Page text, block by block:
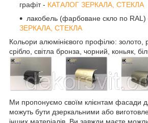
графіт - КАТАЛОГ ЗЕРКАЛА, СТЕКЛА
лакобель (фарбоване скло по
ЗЕРКАЛА, СТЕКЛА
Кольори алюмінієвого профілю: золото,
срібло, світла бронза, чорний, коньяк,
Ми пропонуємо своїм клієнтам фасади
можуть бути дзеркальними або
інших матеріалів. Ви завжди маєте